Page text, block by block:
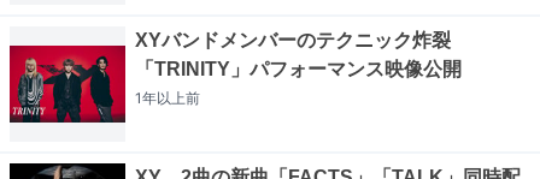
XYバンドメンバーのテクニック炸裂
「TRINITY」パフォーマンス映像公開
1年以上前